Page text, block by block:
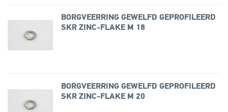
BORGVEERRING GEWELFD GEPROFILEERD
SKR ZINC-FLAKE M 18
BORGVEERRING GEWELFD GEPROFILEERD
SKR ZINC-FLAKE M 20